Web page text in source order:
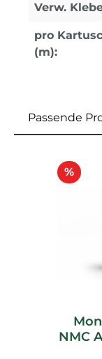
Verw.
pro
(m):
Passende
%
NMC